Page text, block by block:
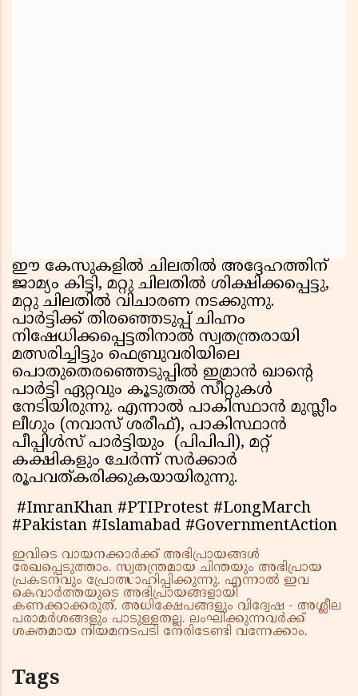
ഈ കേസുകളിൽ ചിലതിൽ അദ്ദേഹത്തിന്
ജാമ്യം കിട്ടി, മറ്റു ചിലതിൽ ശിക്ഷിക്കപ്പെട്ടു,
മറ്റു ചിലതിൽ വിചാരണ നടക്കുന്നു.
പാർട്ടിക്ക് തിരഞ്ഞെടുപ്പ് ചിഹ്നം
നിഷേധിക്കപ്പെട്ടതിനാൽ സ്വതന്ത്രരായി
മത്സരിച്ചിട്ടും ഫെബ്രുവരിയിലെ
പൊതുതെരഞ്ഞെടുപ്പിൽ ഇമ്രാൻ ഖാൻ്റെ
പാർട്ടി ഏറ്റവും കൂടുതൽ സീറ്റുകൾ
നേടിയിരുന്നു. എന്നാൽ പാകിസ്ഥാൻ മുസ്ലീം
ലീഗും (നവാസ് ശരീഫ്), പാകിസ്ഥാൻ
പീപ്പിൾസ് പാർട്ടിയും (പിപിപി), മറ്റ്
കക്ഷികളും ചേർന്ന് സർക്കാർ
രൂപവത്കരിക്കുകയായിരുന്നു.
#ImranKhan #PTIProtest #LongMarch
#Pakistan #Islamabad #GovernmentAction
ഇവിടെ വായനക്കാർക്ക് അഭിപ്രായങ്ങൾ
രേഖപ്പെടുത്താം. സ്വതന്ത്രമായ ചിന്തയും അഭിപ്രായ
പ്രകടനവും പ്രോത്സാഹിപ്പിക്കുന്നു. എന്നാൽ ഇവ
കെവാർത്തയുടെ അഭിപ്രായങ്ങളായി
കണക്കാക്കരുത്. അധിക്ഷേപങ്ങളും വിദ്വേഷ - അശ്ലീല
പരാമർശങ്ങളും പാടുള്ളതല്ല. ലംഘിക്കുന്നവർക്ക്
ശക്തമായ നിയമനടപടി നേരിടേണ്ടി വന്നേക്കാം.
Tags